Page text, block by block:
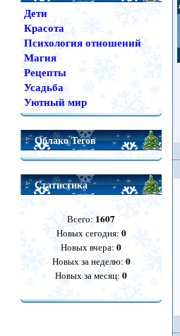
Дети
Красота
Психология отношений
Магия
Рецепты
Усадьба
Уютный мир
Облако Тегов
Статистика
Всего: 1607
Новых сегодня: 0
Новых вчера:0
Новых за неделю: 0
Новых за месяц:0